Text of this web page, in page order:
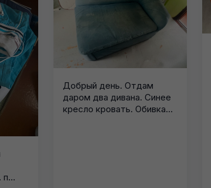
п
Добрый день. Отдам
даром два дивана. Синее
кресло кровать. Обивка